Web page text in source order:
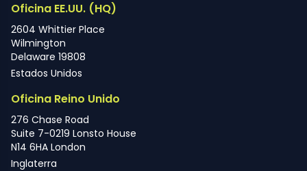
Oficina EE.UU. (HQ)
2604 Whittier Place
Wilmington
Delaware 19808
Estados Unidos
Oficina Reino Unido
276 Chase Road
Suite 7-0219 Lonsto House
N14 6HA London
Inglaterra